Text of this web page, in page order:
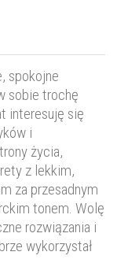
spokojne
sobie trochę
interesuję się
i
życia,
z lekkim,
za przesadnym
tonem. Wolę
rozwiązania i
wykorzystał